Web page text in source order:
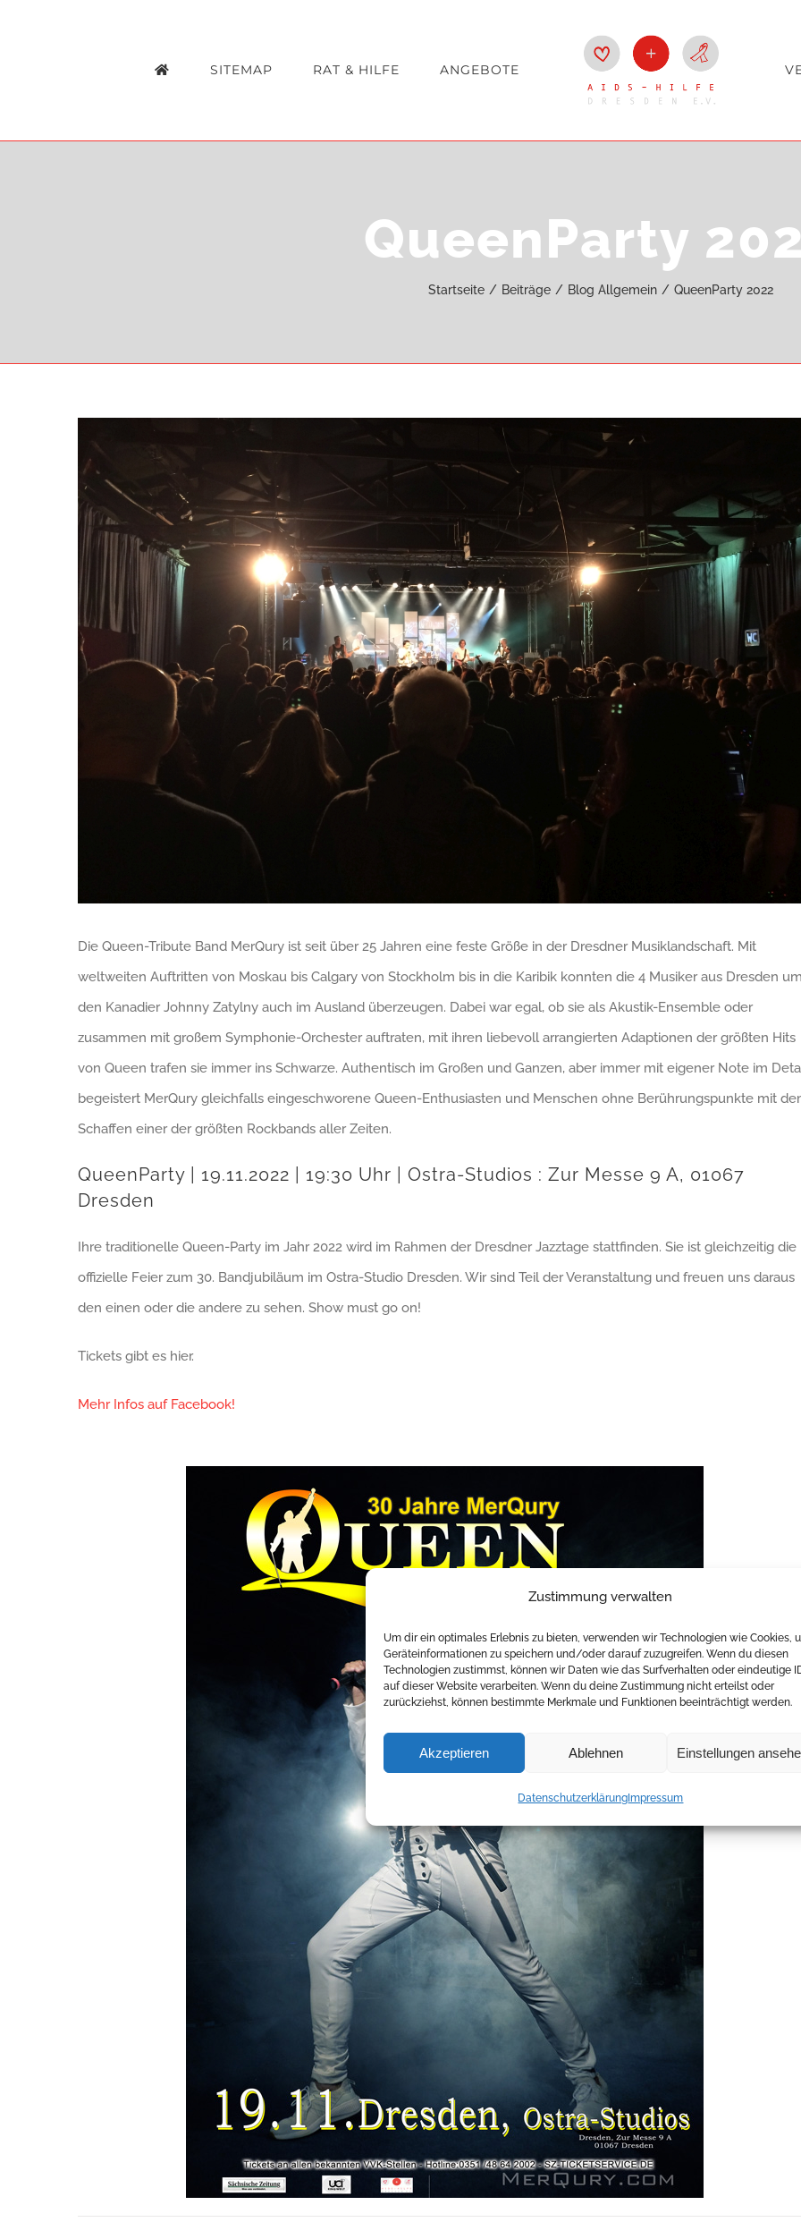
Zustimmung verwalten
Um dir ein optimales Erlebnis zu bieten, verwenden wir Technologien wie Cookies,
Geräteinformationen zu speichern und/oder darauf zuzugreifen. Wenn du diesen
Technologien zustimmst, können wir Daten wie das Surfverhalten oder eindeutige
auf dieser Website verarbeiten. Wenn du deine Zustimmung nicht erteilst oder
zurückziehst, können bestimmte Merkmale und Funktionen beeinträchtigt werden.
Akzeptieren Ablehnen Einstellungen
Datenschutzerklärung Impressum
SITEMAP RAT & HILFE ANGEBOTE
QueenParty
Startseite Beiträge Blog Allgemein QueenParty 2022
grösseres
Bild
Die Queen-Tribute Band MerQury ist seit über 25 Jahren eine feste Größe in der Dresdner Musiklandschaft. Mit
weltweiten Auftritten von Moskau bis Calgary von Stockholm bis in die Karibik konnten die 4 Musiker aus Dresden um
den Kanadier Johnny Zatylny auch im Ausland überzeugen. Dabei war egal, ob sie als Akustik-Ensemble oder
zusammen mit großem Symphonie-Orchester auftraten, mit ihren liebevoll arrangierten Adaptionen der größten Hits
von Queen trafen sie immer ins Schwarze. Authentisch im Großen und Ganzen, aber immer mit eigener Note im
begeistert MerQury gleichfalls eingeschworene Queen-Enthusiasten und Menschen ohne Berührungspunkte mit
Schaffen einer der größten Rockbands aller Zeiten.
QueenParty | 19.11.2022 | 19:30 Uhr | Ostra-Studios : Zur Messe 9 A, 01067
Dresden
Ihre traditionelle Queen-Party im Jahr 2022 wird im Rahmen der Dresdner Jazztage stattfinden. Sie ist gleichzeitig die
offizielle Feier zum 30. Bandjubiläum im Ostra-Studio Dresden. Wir sind Teil der Veranstaltung und freuen uns daraus
den einen oder die andere zu sehen. Show must go on!
Tickets gibt es hier.
Mehr Infos auf Facebook!